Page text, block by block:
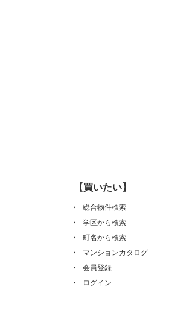
【買いたい】
総合物件検索
学区から検索
町名から検索
マンションカタログ
会員登録
ログイン